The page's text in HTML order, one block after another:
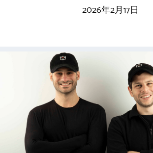
2026年2月17日